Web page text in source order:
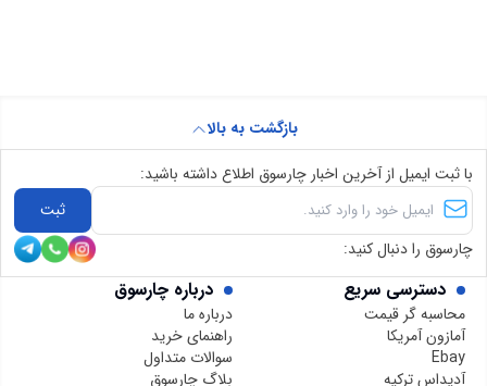
دسترسی سریع
محاسبه گر قیمت
آمازون آمریکا
Ebay
آدیداس ترکیه
درباره چارسوق
درباره ما
راهنمای خرید
سوالات متداول
بلاگ چارسوق
بازگشت به بالا
با ثبت ایمیل از آخرین اخبار چارسوق اطلاع داشته باشید:
ثبت
چارسوق را دنبال کنید: